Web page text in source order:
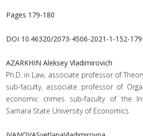
Pages 179-180
DOI 10.46320/2073-4506-2021-1-152-
AZARKHIN Aleksey Vladimirovich
Ph.D. in Law, associate professor of
sub-faculty, associate professor of
economic crimes sub-faculty of the
Samara State University of Economics